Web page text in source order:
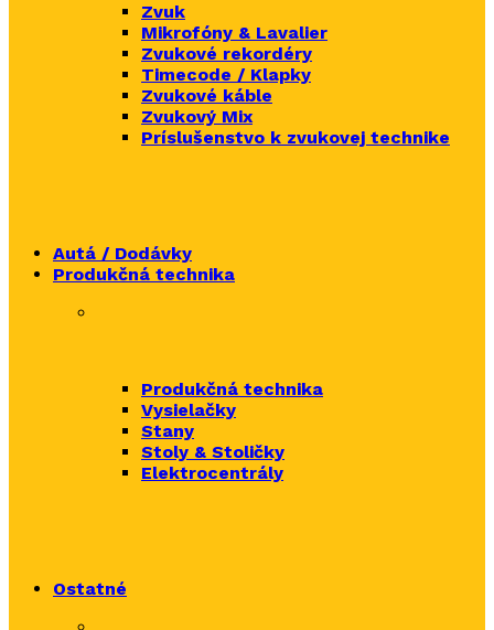
Zvuk
Mikrofóny & Lavalier
Zvukové rekordéry
Timecode / Klapky
Zvukové káble
Zvukový Mix
Príslušenstvo k zvukovej technike
Autá / Dodávky
Produkčná technika
Produkčná technika
Vysielačky
Stany
Stoly & Stoličky
Elektrocentrály
Ostatné